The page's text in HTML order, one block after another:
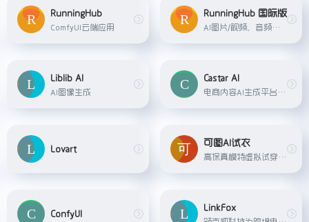
RunningHub
ComfyUI云端应用
RunningHub 国际版
AI图片/视频、音频等综合创作平台
Liblib AI
AI图像生成
Castar AI
电商内容AI生成平台，专注于为电商卖家提供AI营销视频生成服务。
Lovart
可图AI试衣
高保真模特虚拟试穿与人物姿势调整，Meta开源的可控人物图像生成模型
ConfyUI
LinkFox